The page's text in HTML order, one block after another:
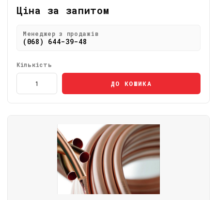
Ціна за запитом
Менеджер з продажів
(068) 644-39-48
Кількість
ДО КОШИКА